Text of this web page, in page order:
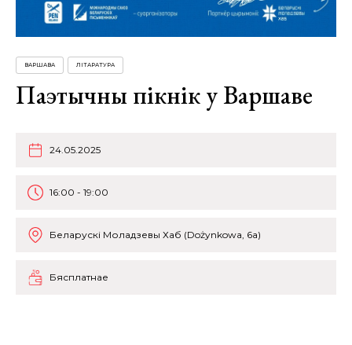
ВАРШАВА ЛІТАРАТУРА
Паэтычны пікнік у Варшаве
24.05.2025
16:00 - 19:00
Беларускі Моладзевы Хаб (Dożynkowa, 6a)
Бясплатнае